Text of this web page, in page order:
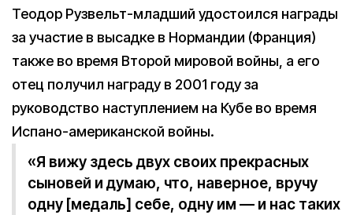
Теодор Рузвельт-младший удостоился награды
за участие в высадке в Нормандии (Франция)
также во время Второй мировой войны, а его
отец получил награду в 2001 году за
руководство наступлением на Кубе во время
Испано-американской войны.
«Я вижу здесь двух своих прекрасных
сыновей и думаю, что, наверное, вручу
одну [медаль] cебе, одну им — и нас таких